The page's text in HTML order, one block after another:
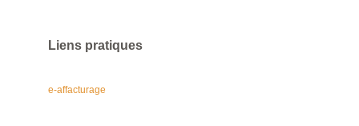
Liens pratiques
e-affacturage